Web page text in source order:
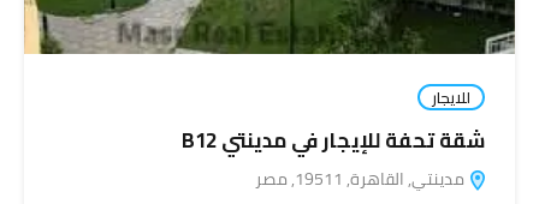
للايجار
شقة تحفة للإيجار في مدينتي B12
مدينتي, القاهرة, 19511, مصر